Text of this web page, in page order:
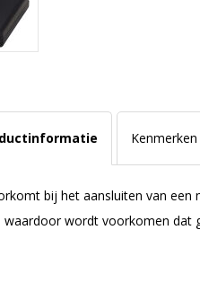
Kenmerken
bij het aansluiten van
wordt voorkomen